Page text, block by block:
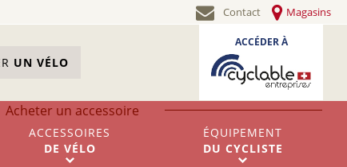
Contact Magasins
UN VÉLO
ACCÉDER À
Acheter un accessoire
ACCESSOIRES
DE VÉLO
ÉQUIPEMENT
DU CYCLISTE